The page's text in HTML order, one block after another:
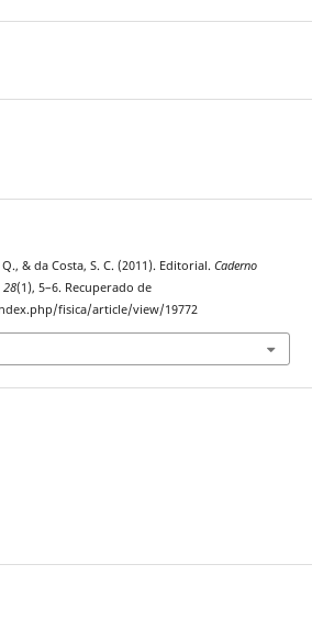
& da Costa, S. C. (2011). Editorial. Caderno
28(1), 5–6. Recuperado de
fisica/article/view/19772